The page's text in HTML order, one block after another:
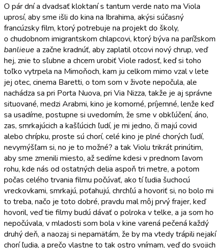
O pár dní a dvadsať kloktaní s tantum verde nato ma Viola
uprosí, aby sme išli do kina na Ibrahima, akýsi súčasný
francúzsky film, ktorý potrebuje na projekt do školy,
o chudobnom imigrantskom chlapcovi, ktorý býva na parížskom
banlieue a začne kradnúť, aby zaplatil otcovi nový chrup, veď
hej, znie to sľubne a chcem urobiť Viole radosť, keď si toho
toľko vytrpela na Mimoňoch, kam ju celkom mimo vzal v lete
jej otec, cinema Baretti, o tom som v živote nepočula, ale
nachádza sa pri Porta Nuova, pri Via Nizza, takže je aj správne
situované, medzi Arabmi, kino je komorné, príjemné, lenže keď
sa usadíme, postupne si uvedomím, že sme v obkľúčení, áno,
zas, smrkajúcich a kašľúcich ľudí, je mi jedno, či majú covid
alebo chrípku, proste sú chorí, celé kino je plné chorých ľudí,
nevymýšľam si, no je to možné? a tak Violu trikrát prinútim,
aby sme zmenili miesto, až sedíme kdesi v prednom ľavom
rohu, kde nás od ostatných delia aspoň tri metre, a potom
počas celého trvania filmu počúvať, ako tí ľudia šuchocú
vreckovkami, smrkajú, poťahujú, chrchľú a hovoriť si, no bolo mi
to treba, načo je toto dobré, pravdu mal môj prvý frajer, keď
hovoril, veď tie filmy budú dávať o polroka v telke, a ja som ho
nepočúvala, v mladosti som bola v kine varená pečená každý
druhý deň, a naozaj si nepamätám, že by ma vtedy trápili nejakí
chorí ľudia, a prečo vlastne to tak ostro vnímam, veď do svojich